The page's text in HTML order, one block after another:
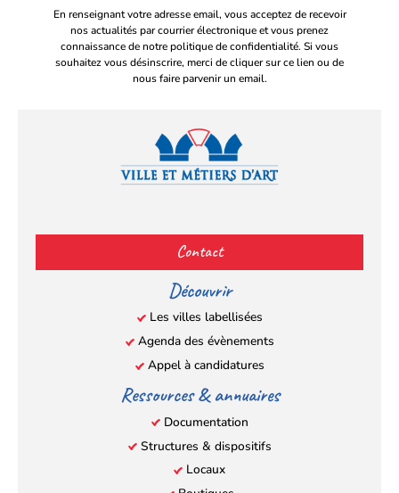
En renseignant votre adresse email, vous acceptez de recevoir
nos actualités par courrier électronique et vous prenez
connaissance de notre politique de confidentialité. Si vous
souhaitez vous désinscrire, merci de cliquer sur ce lien ou de
nous faire parvenir un email.
(s’ouvre
dans
un
nouvel
onglet)
(s’ouvre
dans
un
nouvel
onglet)
(s’ouvre
dans
un
nouvel
onglet)
(s’ouvre
un
nouvel
onglet)
Contact
Découvrir
Les villes labellisées
Agenda des évènements
Appel à candidatures
Ressources & annuaires
Documentation
Structures & dispositifs
Locaux